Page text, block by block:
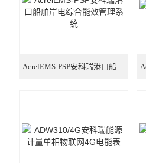
三路全电参量测量 远程控制
安科瑞交流电流传感器AcrelEMS-PSP安科瑞港口船舶岸电综合能效管理系统